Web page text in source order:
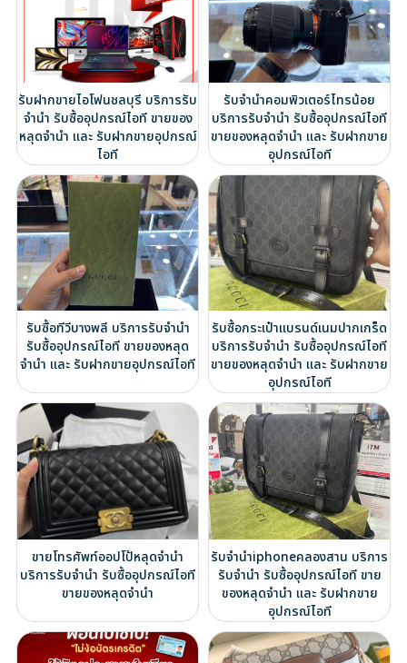
รับฝากขายไอโฟนชลบุรี บริการรับ
จำนำ รับซื้ออุปกรณ์ไอที ขายของ
หลุดจำนำ และ รับฝากขายอุปกรณ์
ไอที
รับจำนำคอมพิวเตอร์ไทรน้อย
บริการรับจำนำ รับซื้ออุปกรณ์ไอที
ขายของหลุดจำนำ และ รับฝากขาย
อุปกรณ์ไอที
รับซื้อทีวีบางพลี บริการรับจำนำ
รับซื้ออุปกรณ์ไอที ขายของหลุด
จำนำ และ รับฝากขายอุปกรณ์ไอที
รับซื้อกระเป๋าแบรนด์เนมปากเกร็ด
บริการรับจำนำ รับซื้ออุปกรณ์ไอที
ขายของหลุดจำนำ และ รับฝากขาย
อุปกรณ์ไอที
ขายโทรศัพท์ออปโป้หลุดจำนำ
บริการรับจำนำ รับซื้ออุปกรณ์ไอที
ขายของหลุดจำนำ
รับจำนำiphoneคลองสาน บริการ
รับจำนำ รับซื้ออุปกรณ์ไอที ขาย
ของหลุดจำนำ และ รับฝากขาย
อุปกรณ์ไอที